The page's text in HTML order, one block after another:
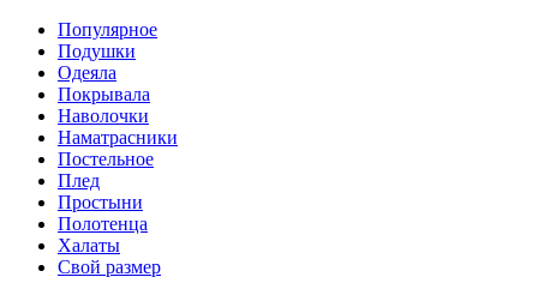
Популярное
Подушки
Одеяла
Покрывала
Наволочки
Наматрасники
Постельное
Плед
Простыни
Полотенца
Халаты
Свой размер